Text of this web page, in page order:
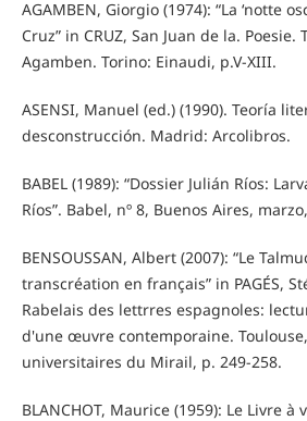
AGAMBEN, Giorgio (1974): “La ‘notte
Cruz” in CRUZ, San Juan de la. Poesie.
Agamben. Torino: Einaudi, p.V-XIII.
ASENSI, Manuel (ed.) (1990). Teoría
desconstrucción. Madrid: Arcolibros.
BABEL (1989): “Dossier Julián Ríos:
Ríos”. Babel, nº 8, Buenos Aires,
BENSOUSSAN, Albert (2007): “Le
transcréation en français” in PAGÉS,
Rabelais des lettrres espagnoles:
d'une œuvre contemporaine.
universitaires du Mirail, p. 249-258.
BLANCHOT, Maurice (1959): Le Livre à